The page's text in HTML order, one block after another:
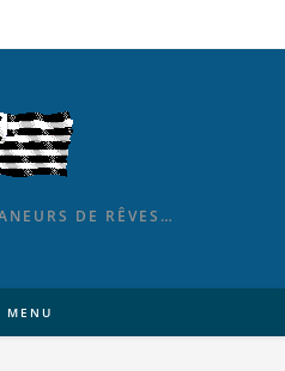
DE RÊVES…
MENU